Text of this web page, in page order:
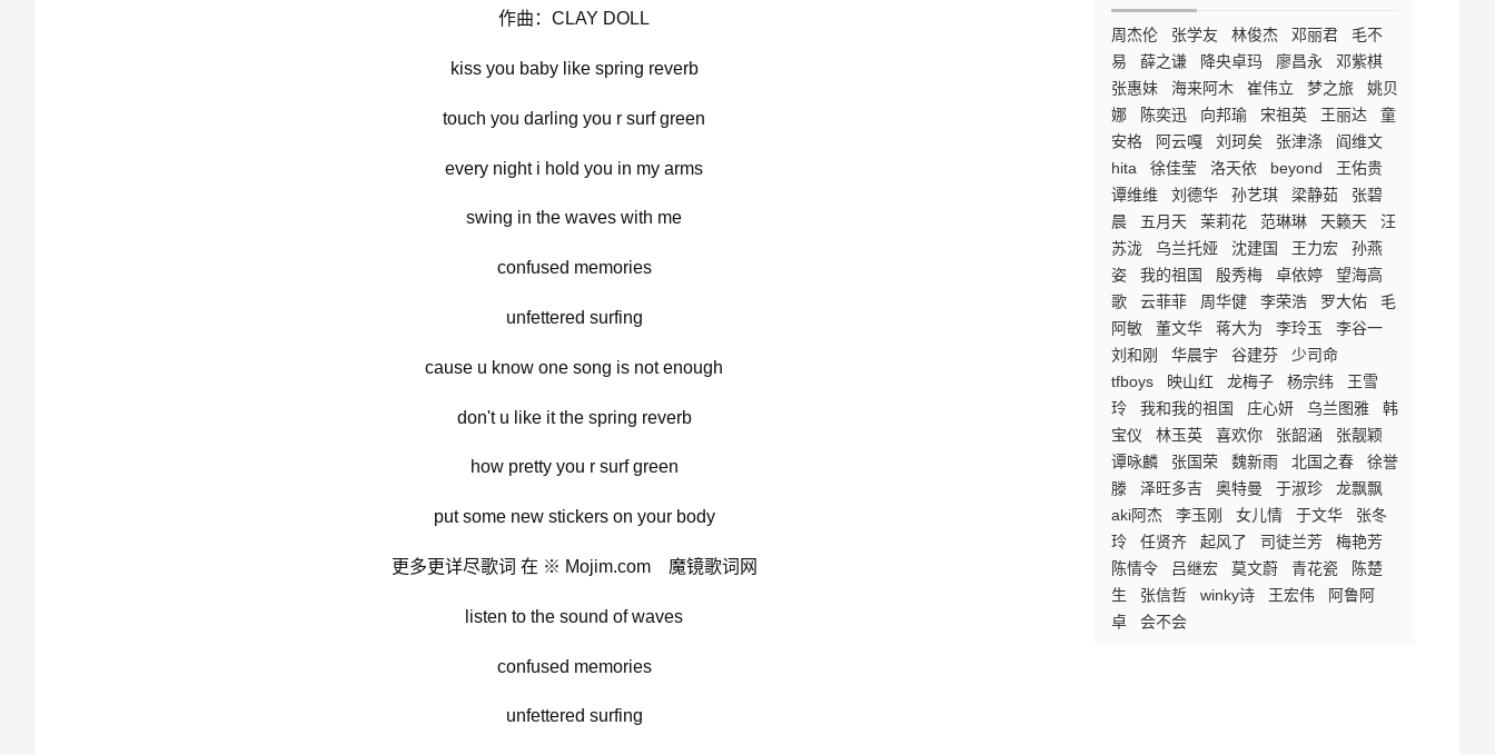
周杰伦 张学友 林俊杰 邓丽君
毛不
易
薛之谦 降央卓玛 廖昌永
邓紫棋
张惠妹
海来阿木 崔伟立 梦之旅
姚贝
娜
陈奕迅 向邦瑜 宋祖英 王丽达
童
安格
阿云嘎 刘珂矣 张津涤
阎维文
hita
徐佳莹 洛天依 beyond
王佑贵
谭维维
刘德华 孙艺琪 梁静茹
张碧
晨
五月天 茉莉花 范琳琳 天籁天
汪
苏泷
乌兰托娅 沈建国 王力宏
孙燕
姿
我的祖国 殷秀梅 卓依婷
望海高
歌
云菲菲 周华健 李荣浩 罗大佑
毛
阿敏
董文华 蒋大为 李玲玉
李谷一
刘和刚
华晨宇 谷建芬
少司命
tfboys
映山红 龙梅子 杨宗纬
王雪
玲
我和我的祖国 庄心妍 乌兰图雅
韩
宝仪
林玉英 喜欢你 张韶涵
张靓颖
谭咏麟
张国荣 魏新雨 北国之春
徐誉
滕
泽旺多吉 奥特曼 于淑珍
龙飘飘
aki阿杰
李玉刚 女儿情 于文华
张冬
玲
任贤齐 起风了 司徒兰芳
梅艳芳
陈情令
吕继宏 莫文蔚 青花瓷
陈楚
生
张信哲 winky诗 王宏伟
阿鲁阿
卓
会不会
作曲：CLAY DOLL
kiss you baby like spring reverb
touch you darling you r surf green
every night i hold you in my arms
swing in the waves with me
confused memories
unfettered surfing
cause u know one song is not enough
don't u like it the spring reverb
how pretty you r surf green
put some new stickers on your body
更多更详尽歌词 在 ※ Mojim.com 魔镜歌词网
listen to the sound of waves
confused memories
unfettered surfing